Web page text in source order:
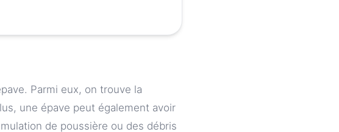
Parmi eux, on trouve la
une épave peut également avoir
de poussière ou des débris